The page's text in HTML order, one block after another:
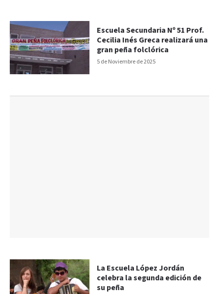
5 de Noviembre de 2025
Escuela Secundaria Nº 51 Prof.
Cecilia Inés Greca realizará una
gran peña folclórica
La Escuela López Jordán
celebra la segunda edición de
su peña